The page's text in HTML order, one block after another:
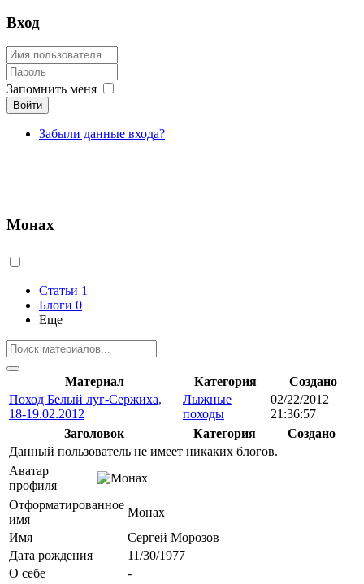
Вход
Запомнить меня
Войти
Забыли данные входа?
Монах
Статьи 1
Блоги 0
Еще
Материал Категория
Создано
Поход Белый луг-Сержиха,
18-19.02.2012
Лыжные
походы
02/22/2012
21:36:57
Заголовок
Категория
Создано
Данный пользователь не имеет никаких блогов.
Аватар
профиля
Отформатированное
имя
Монах
Имя
Сергей Морозов
Дата рождения
11/30/1977
О себе
-